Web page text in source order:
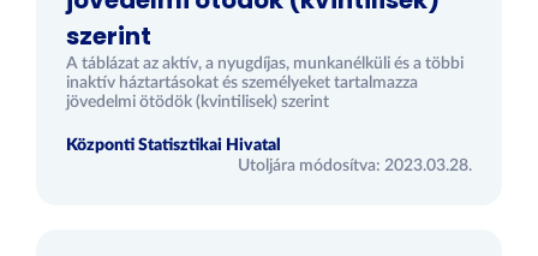
szerint
A táblázat az aktív, a nyugdíjas, munkanélküli és a többi
inaktív háztartásokat és személyeket tartalmazza
jövedelmi ötödök (kvintilisek) szerint
Központi Statisztikai Hivatal
Utoljára módosítva: 2023.03.28.